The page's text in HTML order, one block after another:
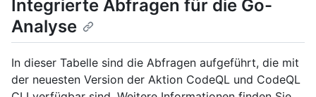
Integrierte Abfragen für die Go-
Analyse
In dieser Tabelle sind die Abfragen aufgeführt, die mit
der neuesten Version der Aktion CodeQL und CodeQL